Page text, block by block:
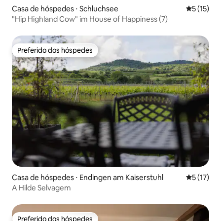
Casa de hóspedes ⋅ Schluchsee 5 de uma
5 (15)
"Hip Highland Cow" im House of Happiness (7)
Preferido dos hóspedes
Preferido dos hóspedes
Casa de hóspedes ⋅ Endingen am Kaiserstuhl 5 de uma
5 (17)
A Hilde Selvagem
Preferido dos hóspedes